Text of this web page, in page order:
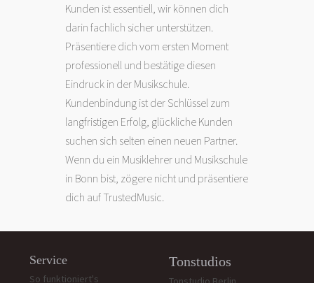
Kunden ist essentiell, wir können dich
darin fachlich sicher unterstützen.
Präsentiere dich vom ersten Moment
professionell und bestätige diesen
Eindruck in der Musikschule.
Kundenbindung ist der Schlüssel zum
langfristigen Erfolg, glückliche Kunden
suchen sich selten einen neuen Partner.
Wenn du ein Musiklehrer und Musikschule
in Bonn bist, zögere nicht und präsentiere
dich auf TrustedMusic.
Service
So funktioniert's
Tonstudios